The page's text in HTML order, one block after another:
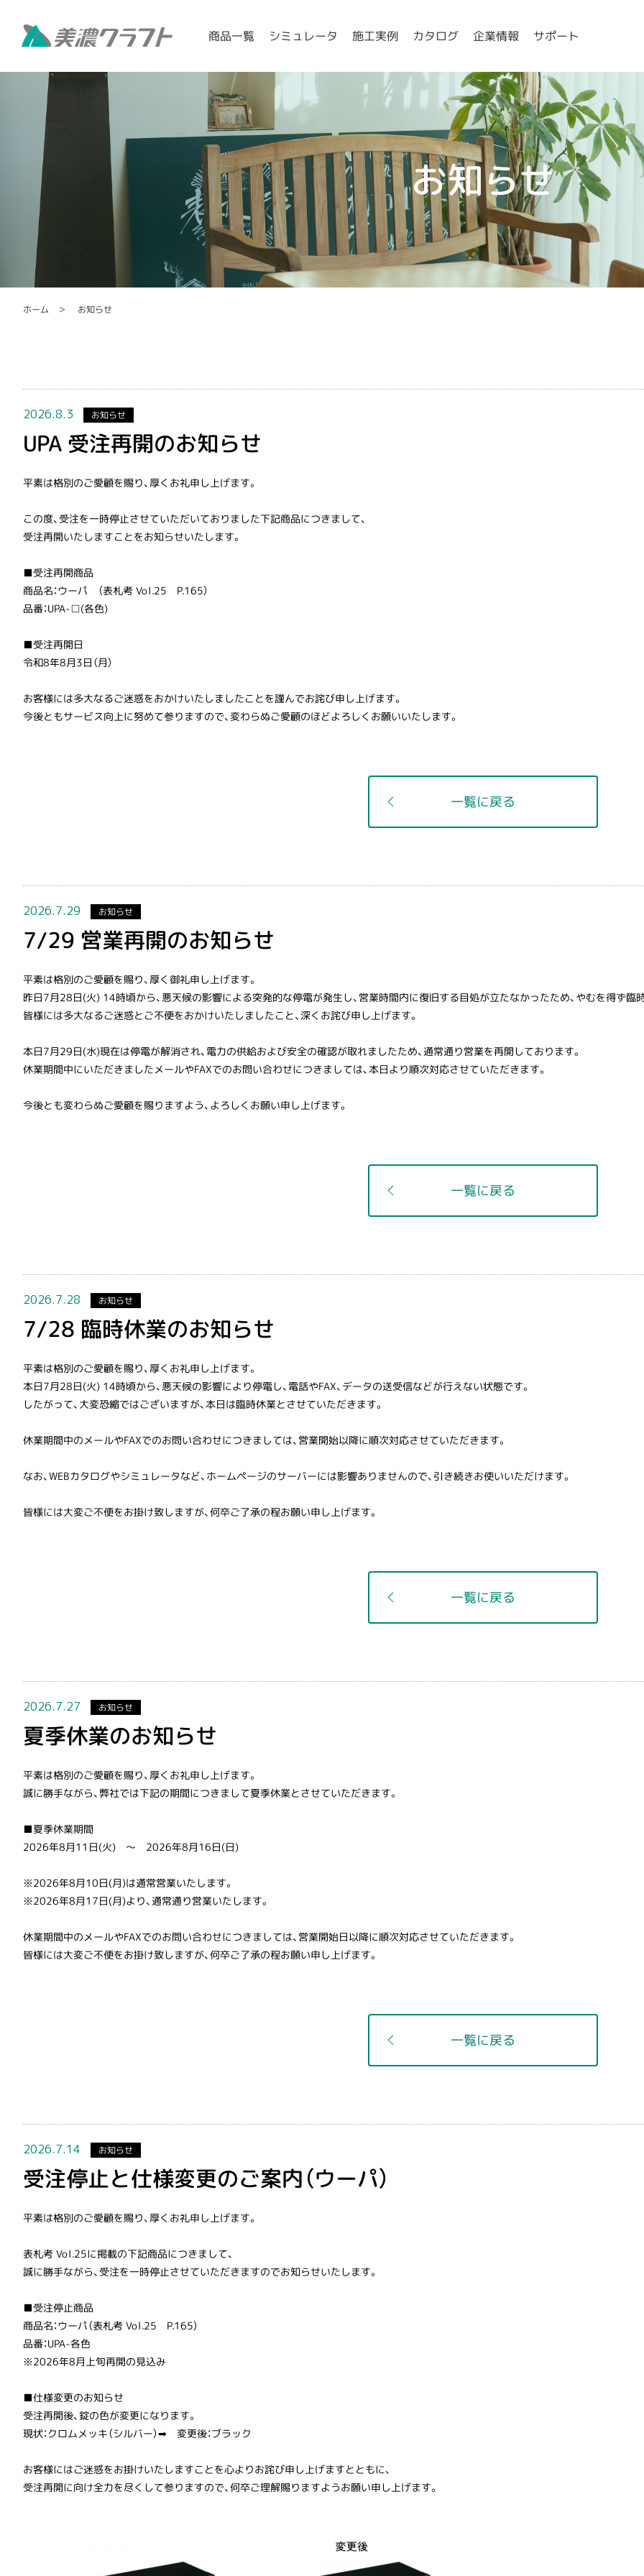
商品一覧 シミュレータ 施工実例 カタログ 企業情報 サポート
お知らせ
ホーム お知らせ
2026.8.3 お知らせ
UPA 受注再開のお知らせ
平素は格別のご愛顧を賜り、厚くお礼申し上げます。
この度、受注を一時停止させていただいておりました下記商品につきまして、
受注再開いたしますことをお知らせいたします。
■受注再開商品
商品名：ウーパ （表札考 Vol.25 P.165）
品番：UPA-□(各色)
■受注再開日
令和8年8月3日（月）
お客様には多大なるご迷惑をおかけいたしましたことを謹んでお詫び申し上げます。
今後ともサービス向上に努めて参りますので、変わらぬご愛顧のほどよろしくお願いいたします。
一覧に戻る
2026.7.29 お知らせ
7/29 営業再開のお知らせ
平素は格別のご愛顧を賜り、厚く御礼申し上げます。
昨日7月28日(火) 14時頃から、悪天候の影響による突発的な停電が発生し、営業時間内に復旧する目処が立たなかったため、やむを得ず臨
皆様には多大なるご迷惑とご不便をおかけいたしましたこと、深くお詫び申し上げます。
本日7月29日(水)現在は停電が解消され、電力の供給および安全の確認が取れましたため、通常通り営業を再開しております。
休業期間中にいただきましたメールやFAXでのお問い合わせにつきましては、本日より順次対応させていただきます。
今後とも変わらぬご愛顧を賜りますよう、よろしくお願い申し上げます。
一覧に戻る
2026.7.28 お知らせ
7/28 臨時休業のお知らせ
平素は格別のご愛顧を賜り、厚くお礼申し上げます。
本日7月28日(火) 14時頃から、悪天候の影響により停電し、電話やFAX、データの送受信などが行えない状態です。
したがって、大変恐縮ではございますが、本日は臨時休業とさせていただきます。
休業期間中のメールやFAXでのお問い合わせにつきましては、営業開始以降に順次対応させていただきます。
なお、WEBカタログやシミュレータなど、ホームページのサーバーには影響ありませんので、引き続きお使いいただけます。
皆様には大変ご不便をお掛け致しますが、何卒ご了承の程お願い申し上げます。
一覧に戻る
2026.7.27 お知らせ
夏季休業のお知らせ
平素は格別のご愛顧を賜り、厚くお礼申し上げます。
誠に勝手ながら、弊社では下記の期間につきまして夏季休業とさせていただきます。
■夏季休業期間
2026年8月11日(火) ～ 2026年8月16日(日)
※2026年8月10日(月)は通常営業いたします。
※2026年8月17日(月)より、通常通り営業いたします。
休業期間中のメールやFAXでのお問い合わせにつきましては、営業開始日以降に順次対応させていただきます。
皆様には大変ご不便をお掛け致しますが、何卒ご了承の程お願い申し上げます。
一覧に戻る
2026.7.14 お知らせ
受注停止と仕様変更のご案内（ウーパ）
平素は格別のご愛顧を賜り、厚くお礼申し上げます。
表札考 Vol.25に掲載の下記商品につきまして、
誠に勝手ながら、受注を一時停止させていただきますのでお知らせいたします。
■受注停止商品
商品名：ウーパ（表札考 Vol.25 P.165）
品番：UPA-各色
※2026年8月上旬再開の見込み
■仕様変更のお知らせ
受注再開後、錠の色が変更になります。
現状：クロムメッキ（シルバー）➡ 変更後：ブラック
お客様にはご迷惑をお掛けいたしますことを心よりお詫び申し上げますとともに、
受注再開に向け全力を尽くして参りますので、何卒ご理解賜りますようお願い申し上げます。